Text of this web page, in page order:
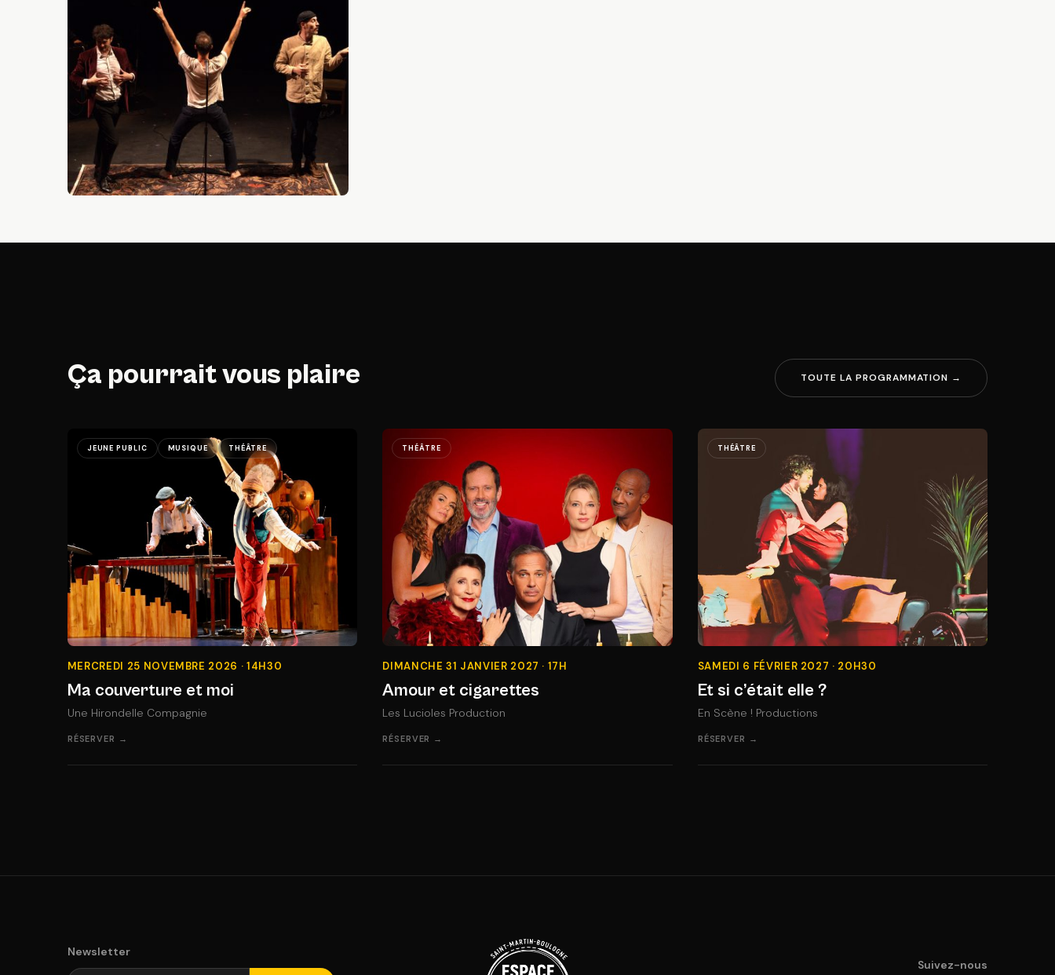
Ça pourrait vous plaire TOUTE LA PROGRAMMATION →
JEUNE PUBLIC MUSIQUE THÉÂTRE
MERCREDI 25 NOVEMBRE 2026 · 14H30
Ma couverture et moi
Une Hirondelle Compagnie
RÉSERVER →
THÉÂTRE
DIMANCHE 31 JANVIER 2027 · 17H
Amour et cigarettes
Les Lucioles Production
RÉSERVER →
THÉÂTRE
SAMEDI 6 FÉVRIER 2027 · 20H30
Et si c’était elle ?
En Scène ! Productions
RÉSERVER →
Newsletter
Suivez-nous